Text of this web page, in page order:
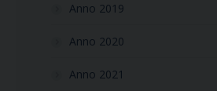
Anno 2019
Anno 2020
Anno 2021